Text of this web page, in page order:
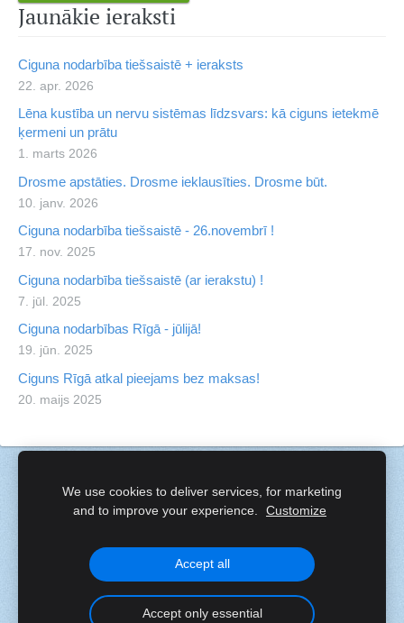
Jaunākie ieraksti
Ciguna nodarbība tiešsaistē + ieraksts
22. apr. 2026
Lēna kustība un nervu sistēmas līdzsvars: kā ciguns ietekmē
ķermeni un prātu
1. marts 2026
Drosme apstāties. Drosme ieklausīties. Drosme būt.
10. janv. 2026
Ciguna nodarbība tiešsaistē - 26.novembrī !
17. nov. 2025
Ciguna nodarbība tiešsaistē (ar ierakstu) !
7. jūl. 2025
Ciguna nodarbības Rīgā - jūlijā!
19. jūn. 2025
Ciguns Rīgā atkal pieejams bez maksas!
20. maijs 2025
builder.
We use cookies to deliver services, for marketing
and to improve your experience.
Customize
Accept all
Accept only essential